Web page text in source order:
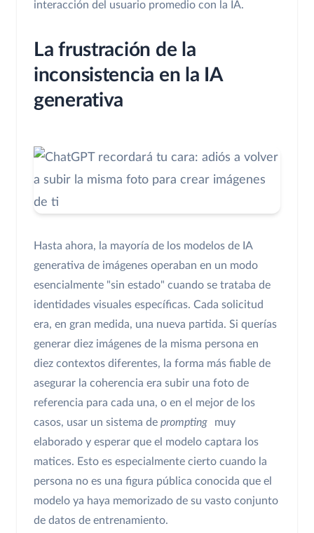
interacción del usuario promedio con la IA.
La frustración de la
inconsistencia en la IA
generativa
Hasta ahora, la mayoría de los modelos de IA
generativa de imágenes operaban en un modo
esencialmente "sin estado" cuando se trataba de
identidades visuales específicas. Cada solicitud
era, en gran medida, una nueva partida. Si querías
generar diez imágenes de la misma persona en
diez contextos diferentes, la forma más fiable de
asegurar la coherencia era subir una foto de
referencia para cada una, o en el mejor de los
casos, usar un sistema de prompting
muy
elaborado y esperar que el modelo captara los
matices. Esto es especialmente cierto cuando la
persona no es una figura pública conocida que el
modelo ya haya memorizado de su vasto conjunto
de datos de entrenamiento.